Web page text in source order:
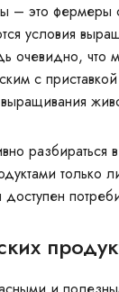
– это фермеры
условия
что
с
только